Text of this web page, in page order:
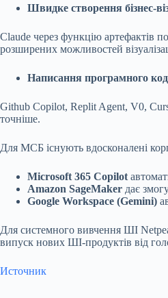
Швидке створення бізнес-
Claude через функцію артефактів
розширених можливостей
Написання програмного
Github Copilot, Replit Agent, V0,
точніше.
Для МСБ існують вдосконалені
Microsoft 365 Copilot
Amazon SageMaker дає
Google Workspace (Gemini)
Для системного вивчення ШІ
випуск нових ШІ-продуктів від
Источник